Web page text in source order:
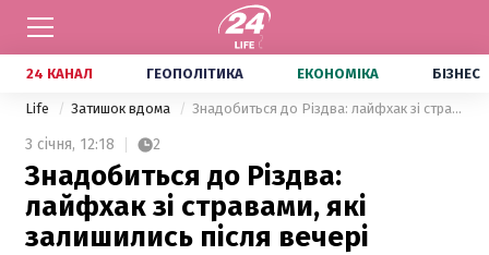
24 КАНАЛ ГЕОПОЛІТИКА ЕКОНОМІКА БІЗНЕС
Life Затишок вдома Знадобиться до Різдва: лайфхак зі стравами, які залишились після вечері
3 січня, 12:18 2
Знадобиться до Різдва:
лайфхак зі стравами, які
залишились після вечері